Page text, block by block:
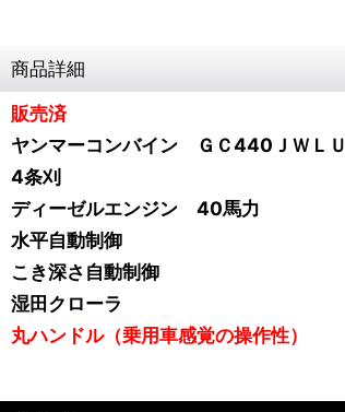
商品詳細
販売済
ヤンマーコンバイン ＧＣ440ＪＷＬＵ
4条刈
ディーゼルエンジン 40馬力
水平自動制御
こき深さ自動制御
湿田クローラ
丸ハンドル（乗用車感覚の操作性）